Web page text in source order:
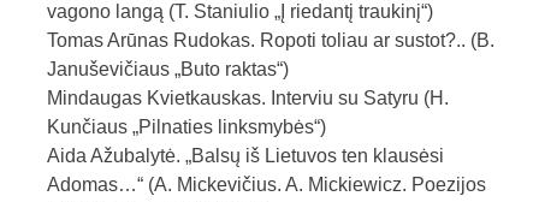
vagono langą (T. Staniulio „Į riedantį traukinį“)
Tomas Arūnas Rudokas. Ropoti toliau ar sustot?.. (B.
Januševičiaus „Buto raktas“)
Mindaugas Kvietkauskas. Interviu su Satyru (H.
Kunčiaus „Pilnaties linksmybės“)
Aida Ažubalytė. „Balsų iš Lietuvos ten klausėsi
Adomas…“ (A. Mickevičius. A. Mickiewicz. Poezijos